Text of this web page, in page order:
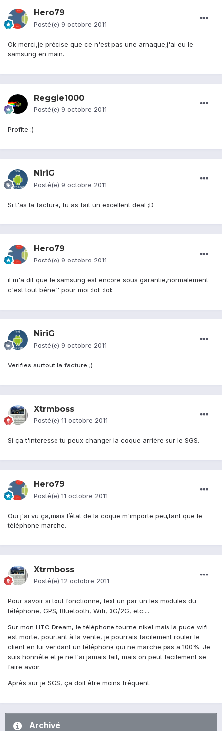
Hero79
Posté(e) 9 octobre 2011
Ok merci,je précise que ce n'est pas une arnaque,j'ai eu le
samsung en main.
Reggie1000
Posté(e) 9 octobre 2011
Profite :)
NiriG
Posté(e) 9 octobre 2011
Si t'as la facture, tu as fait un excellent deal ;D
Hero79
Posté(e) 9 octobre 2011
il m'a dit que le samsung est encore sous garantie,normalement
c'est tout bénef' pour moi :lol: :lol:
NiriG
Posté(e) 9 octobre 2011
Verifies surtout la facture ;)
Xtrmboss
Posté(e) 11 octobre 2011
Si ça t'interesse tu peux changer la coque arrière sur le SGS.
Hero79
Posté(e) 11 octobre 2011
Oui j'ai vu ça,mais l’état de la coque m'importe peu,tant que le
téléphone marche.
Xtrmboss
Posté(e) 12 octobre 2011
Pour savoir si tout fonctionne, test un par un les modules du
téléphone, GPS, Bluetooth, Wifi, 3G/2G, etc....
Sur mon HTC Dream, le téléphone tourne nikel mais la puce wifi
est morte, pourtant à la vente, je pourrais facilement rouler le
client en lui vendant un téléphone qui ne marche pas a 100%. Je
suis honnête et je ne l'ai jamais fait, mais on peut facilement se
faire avoir.
Après sur je SGS, ça doit être moins fréquent.
Archivé